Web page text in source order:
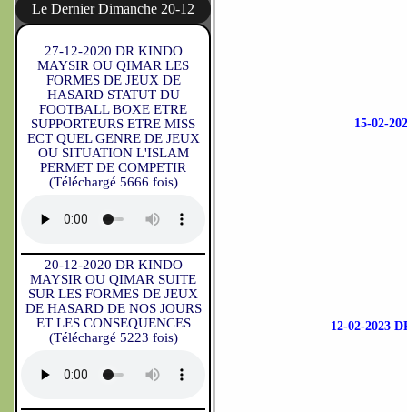
Le Dernier Dimanche 20-12
27-12-2020 DR KINDO
MAYSIR OU QIMAR LES
FORMES DE JEUX DE
HASARD STATUT DU
FOOTBALL BOXE ETRE
SUPPORTEURS ETRE MISS
ECT QUEL GENRE DE JEUX
OU SITUATION L'ISLAM
PERMET DE COMPETIR
(Téléchargé 5666 fois)
20-12-2020 DR KINDO
MAYSIR OU QIMAR SUITE
SUR LES FORMES DE JEUX
DE HASARD DE NOS JOURS
ET LES CONSEQUENCES
(Téléchargé 5223 fois)
15-02-
12-02-2023